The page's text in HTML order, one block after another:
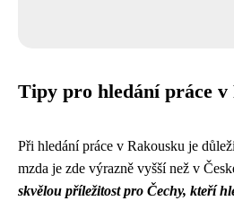
Tipy pro hledání práce v
Při hledání práce v Rakousku je
mzda je zde výrazně vyšší než v
skvělou příležitost pro Čechy, kteří